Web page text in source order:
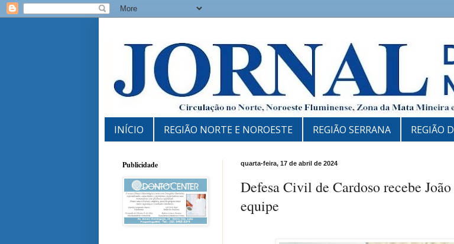
INÍCIO REGIÃO NORTE E NOROESTE REGIÃO SERRANA REGIÃO
quarta-feira, 17 de abril de 2024
Defesa Civil de Cardoso recebe
equipe
Publicidade